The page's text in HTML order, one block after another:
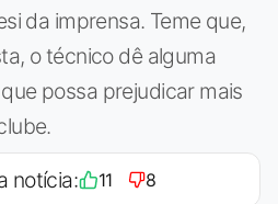
da imprensa. Teme que,
o técnico dê alguma
possa prejudicar mais
notícia: 11 8